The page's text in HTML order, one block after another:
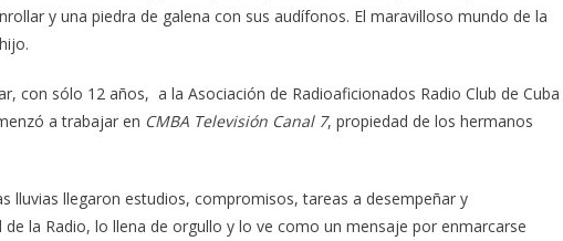
y una piedra de galena con sus audífonos. El maravilloso mundo de la
con sólo 12 años, a la Asociación de Radioaficionados Radio Club de Cuba
a trabajar en CMBA Televisión Canal 7, propiedad de los hermanos
lluvias llegaron estudios, compromisos, tareas a desempeñar y
la Radio, lo llena de orgullo y lo ve como un mensaje por enmarcarse